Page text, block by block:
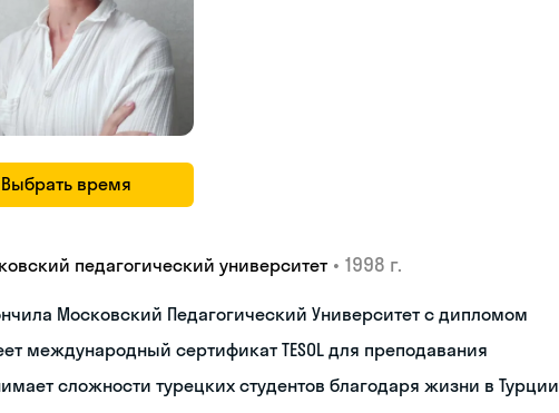
Выбрать время
педагогический университет • 1998 г.
Московский Педагогический Университет с дипломом
международный сертификат TESOL для преподавания
сложности турецких студентов благодаря жизни в Турции